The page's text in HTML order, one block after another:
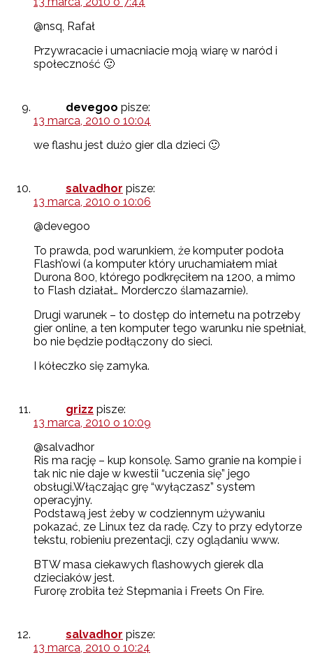
@nsq, Rafał
Przywracacie i umacniacie moją wiarę w naród i
społeczność 🙂
devegoo pisze:
13 marca, 2010 o 10:04
we flashu jest dużo gier dla dzieci 🙂
salvadhor pisze:
13 marca, 2010 o 10:06
@devegoo
To prawda, pod warunkiem, że komputer podoła
Flash’owi (a komputer który uruchamiałem miał
Durona 800, którego podkręciłem na 1200, a mimo
to Flash działał… Morderczo ślamazarnie).
Drugi warunek – to dostęp do internetu na potrzeby
gier online, a ten komputer tego warunku nie spełniał,
bo nie będzie podłączony do sieci.
I kółeczko się zamyka.
grizz pisze:
13 marca, 2010 o 10:09
@salvadhor
Ris ma rację – kup konsolę. Samo granie na kompie i
tak nic nie daje w kwestii “uczenia się” jego
obsługi.Włączając grę “wyłączasz” system
operacyjny.
Podstawą jest żeby w codziennym używaniu
pokazać, ze Linux tez da radę. Czy to przy edytorze
tekstu, robieniu prezentacji, czy oglądaniu www.
BTW masa ciekawych flashowych gierek dla
dzieciaków jest.
Furorę zrobiła też Stepmania i Freets On Fire.
salvadhor pisze:
13 marca, 2010 o 10:24